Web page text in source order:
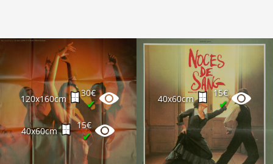
120x160cm
30€
✔
40x60cm
15€
✔
40x60cm
15€
✔